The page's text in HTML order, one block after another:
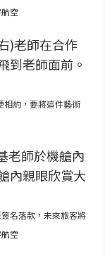
空
相約，要將這件藝術
名落款，未來旅客將
空